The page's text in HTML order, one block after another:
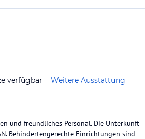
verfügbar Weitere Ausstattung
und freundliches Personal. Die Unterkunft
Behindertengerechte Einrichtungen sind